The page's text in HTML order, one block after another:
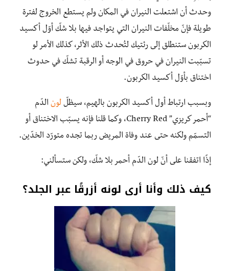
وحدث أن اشتعلت النيران في المكان ولم يستطع الخروج لفترة
طويلة فإنّ مخلّفات النيران التي يتواجد فيها بلا شكّ أوّل أكسيد
الكربون ستنطلق إلى رئتيك لتُحدث ذلك الأثر، كذلك الأمر لو
تسبّبت النيران في حروق في الوجه أو الرقبة تشكّ في حدوث
اختناق بأوّل أكسيد الكربون.
وبسبب ارتباط أول أكسيد الكربون بالهيم، سيظلّ لون الدّم
“أحمر كريزي” Cherry Red، وكما قلنا فإنه يسبّب الاختناق أو
التسمّم ولكنه حتى عند وفاة المريض ربما تجده متورّد الخدّين.
إذًا اتفقنا على أنّ لون الدّم أحمر بلا شكّ، ولكن ستسألني:
كيف ذلك وأنا أرى لونه أزرقًا عبر الجلد؟